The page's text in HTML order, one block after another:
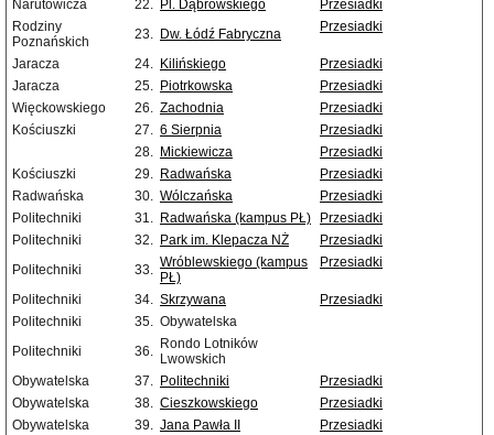
Narutowicza
22. Pl. Dąbrowskiego
Przesiadki
Rodziny
Poznańskich
23. Dw. Łódź Fabryczna Przesiadki
Jaracza 24. Kilińskiego
Przesiadki
Jaracza
25. Piotrkowska
Przesiadki
Więckowskiego
26. Zachodnia
Przesiadki
Kościuszki
27. 6 Sierpnia
Przesiadki
28. Mickiewicza
Przesiadki
Kościuszki
29. Radwańska
Przesiadki
Radwańska
30. Wólczańska
Przesiadki
Politechniki
31. Radwańska (kampus PŁ)
Przesiadki
Politechniki
32. Park im. Klepacza NŻ
Przesiadki
Politechniki
33. Wróblewskiego (kampus
PŁ)
Przesiadki
Politechniki 34. Skrzywana
Przesiadki
Politechniki
35. Obywatelska
Politechniki
36. Rondo Lotników
Lwowskich
Obywatelska
37. Politechniki
Przesiadki
Obywatelska
38. Cieszkowskiego
Przesiadki
Obywatelska
39. Jana Pawła II
Przesiadki